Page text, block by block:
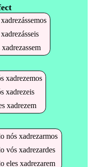
xadrezássemos
xadrezásseis
xadrezassem
xadrezemos
xadrezeis
xadrezem
nósxadrezarmos
vósxadrezardes
elesxadrezarem